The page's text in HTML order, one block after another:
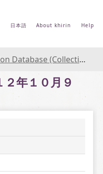
日本語 About khirin Help
of the National Museum of Japanese History)
年１０月９